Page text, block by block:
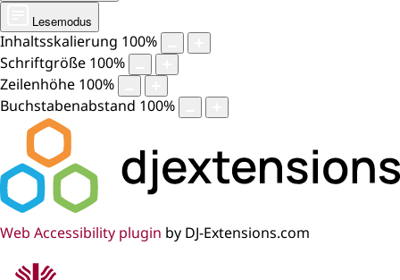
Lesemodus
Inhaltsskalierung 100%
Schriftgröße 100%
Zeilenhöhe 100%
Buchstabenabstand 100%
Web Accessibility plugin by DJ-Extensions.com